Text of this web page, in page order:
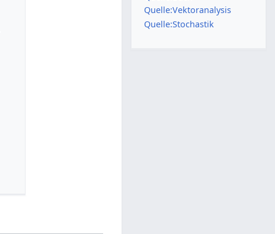
Quelle:Vektoranalysis
Quelle:Stochastik